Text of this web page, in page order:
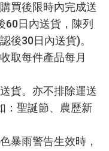
買後限時內完成送
60日內送貨，陳列
後30日內送貨)。
取每件產品每月
貨。亦不排除運送
：聖誕節、農歷新
暴雨警告生效時，